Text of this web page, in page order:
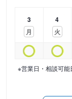
3
月
4
火
※営業日・相談可